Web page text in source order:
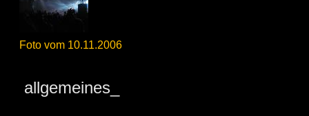
Foto vom 10.11.2006
allgemeines_